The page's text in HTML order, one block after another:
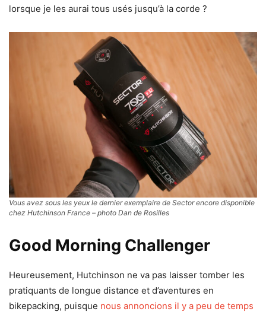
lorsque je les aurai tous usés jusqu’à la corde ?
Vous avez sous les yeux le dernier exemplaire de Sector encore disponible
chez Hutchinson France – photo Dan de Rosilles
Good Morning Challenger
Heureusement, Hutchinson ne va pas laisser tomber les
pratiquants de longue distance et d’aventures en
bikepacking, puisque nous annoncions il y a peu de temps